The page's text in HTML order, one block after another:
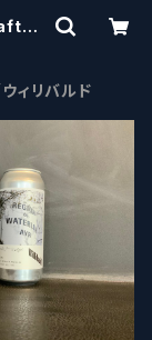
ィリバルド